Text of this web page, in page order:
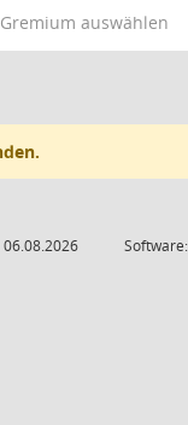
Gremium auswählen
Software: